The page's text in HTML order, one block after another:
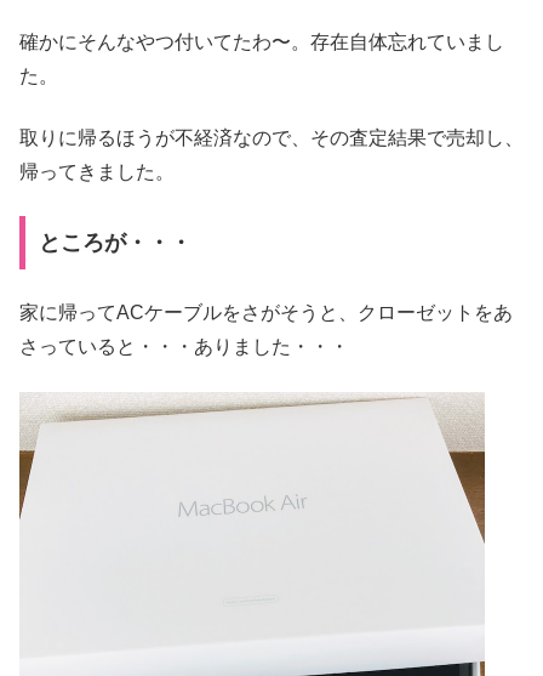
確かにそんなやつ付いてたわ〜。存在自体忘れていまし
た。
取りに帰るほうが不経済なので、その査定結果で売却し、
帰ってきました。
ところが・・・
家に帰ってACケーブルをさがそうと、クローゼットをあ
さっていると・・・ありました・・・